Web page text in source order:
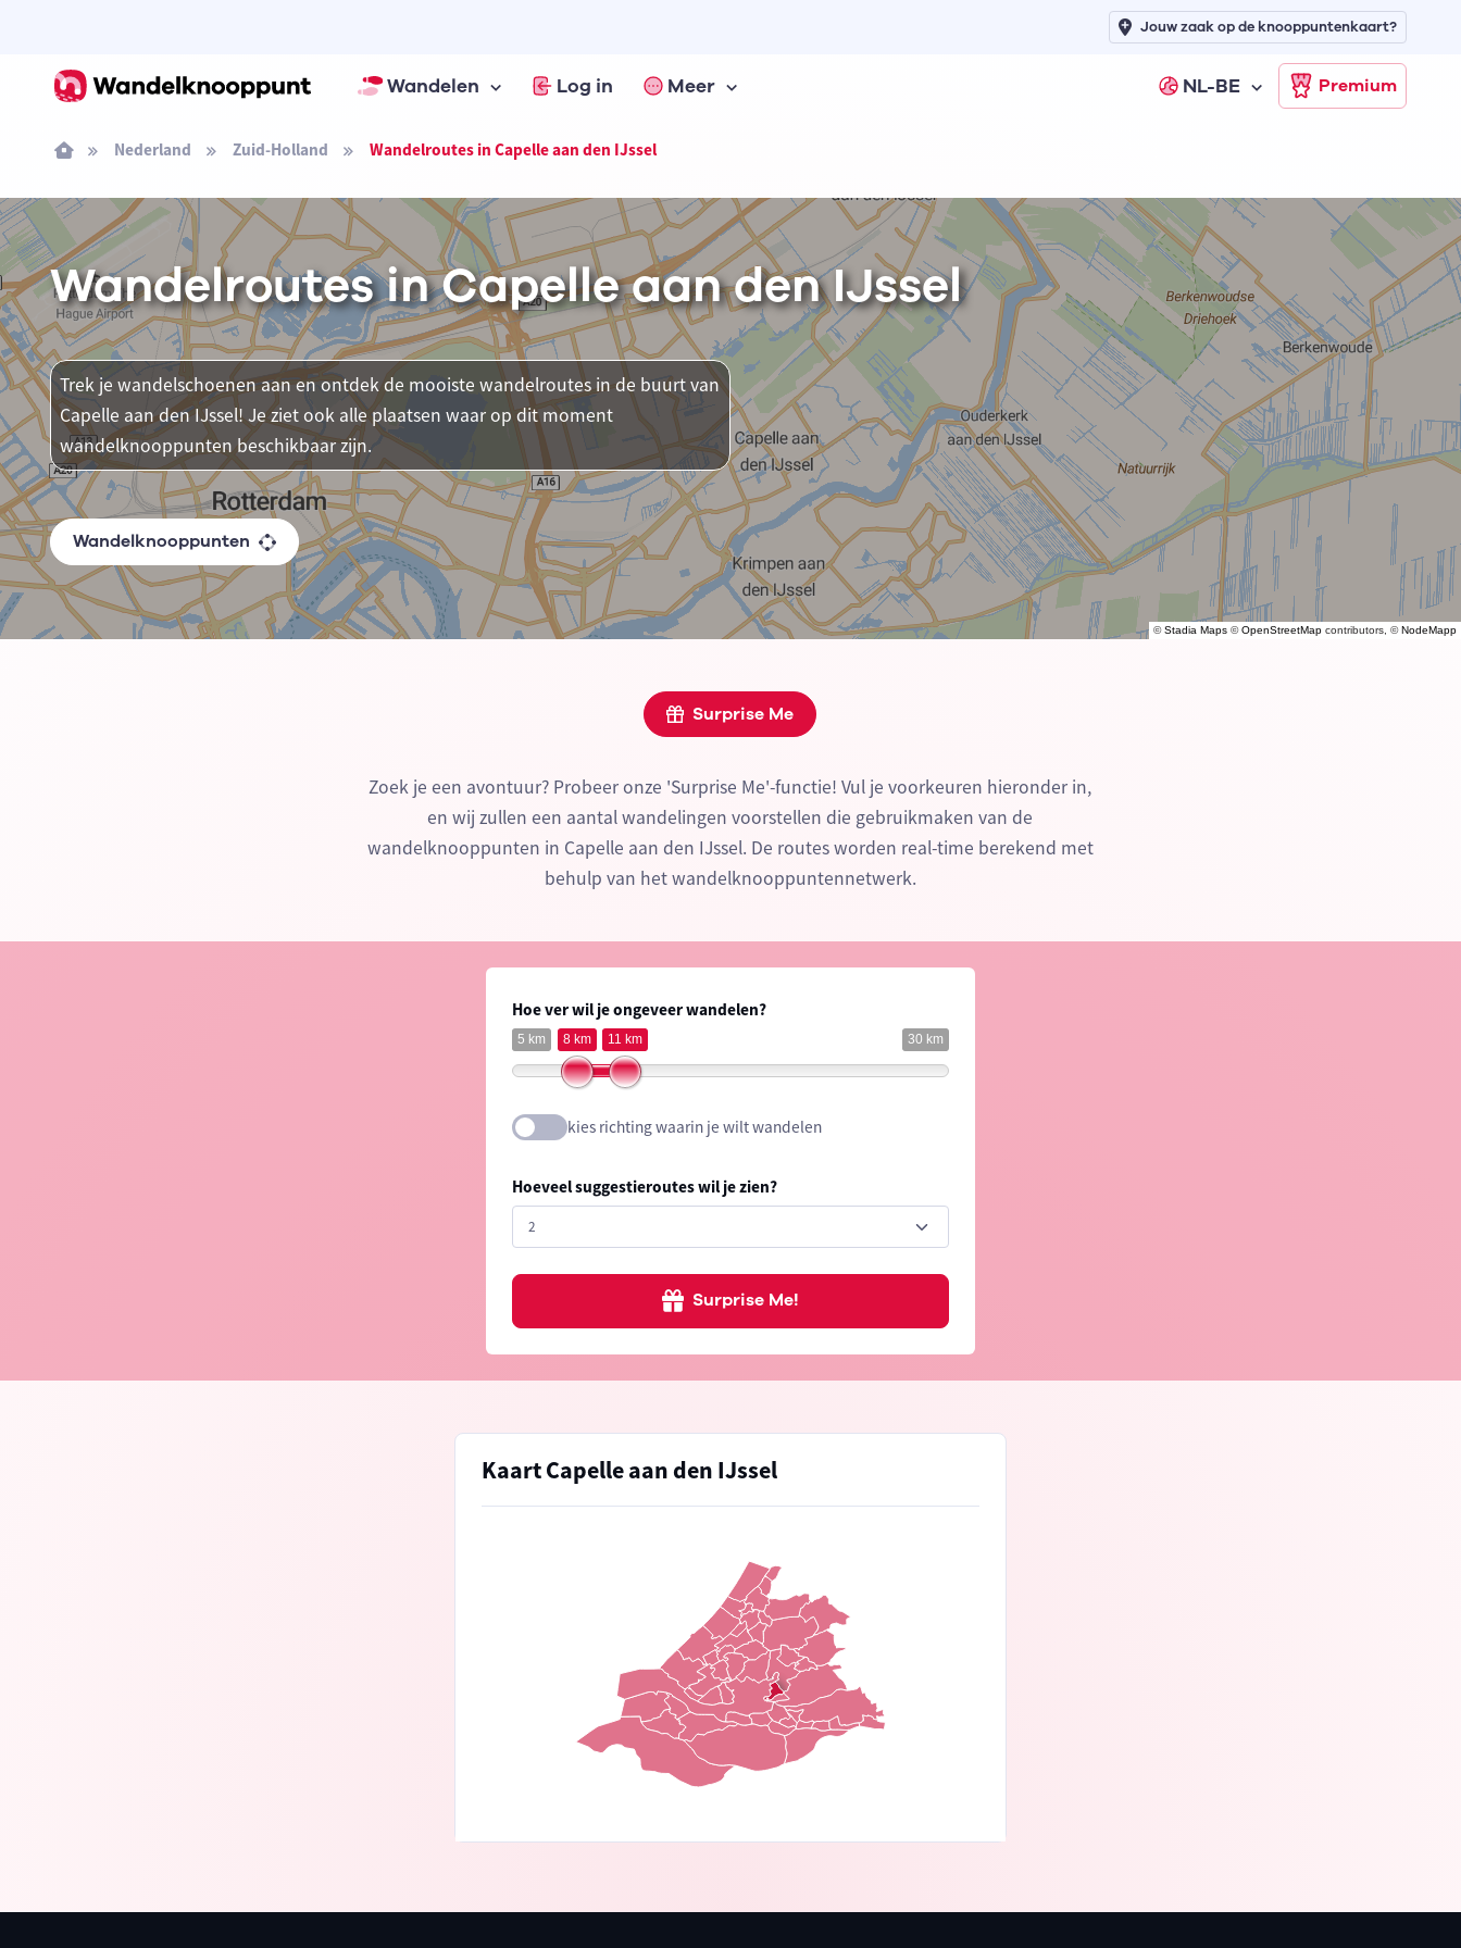
Wandelen Log in Meer NL-BE Premium
Jouw zaak op de knooppuntenkaart?
Nederland Zuid-Holland Wandelroutes in Capelle aan den IJssel
©Stadia Maps ©OpenStreetMap contributors, ©NodeMapp
Wandelroutes in Capelle aan den IJssel
Trek je wandelschoenen aan en ontdek de mooiste wandelroutes in de buurt van
Capelle aan den IJssel! Je ziet ook alle plaatsen waar op dit moment
wandelknooppunten beschikbaar zijn.
Wandelknooppunten
Surprise Me
Zoek je een avontuur? Probeer onze 'Surprise Me'-functie! Vul je voorkeuren hieronder in,
en wij zullen een aantal wandelingen voorstellen die gebruikmaken van de
wandelknooppunten in Capelle aan den IJssel. De routes worden real-time berekend met
behulp van het wandelknooppuntennetwerk.
Hoe ver wil je ongeveer wandelen?
5 km 30 km
8 km 11 km
kies richting waarin je wilt wandelen
Hoeveel suggestieroutes wil je zien?
Surprise Me!
Kaart Capelle aan den IJssel